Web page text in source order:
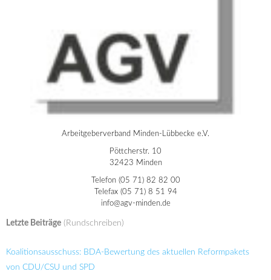
Arbeitgeberverband Minden-Lübbecke e.V.
Pöttcherstr. 10
32423 Minden
Telefon (05 71) 82 82 00
Telefax (05 71) 8 51 94
info@agv-minden.de
Letzte Beiträge (Rundschreiben)
Koalitionsausschuss: BDA-Bewertung des aktuellen Reformpakets
von CDU/CSU und SPD